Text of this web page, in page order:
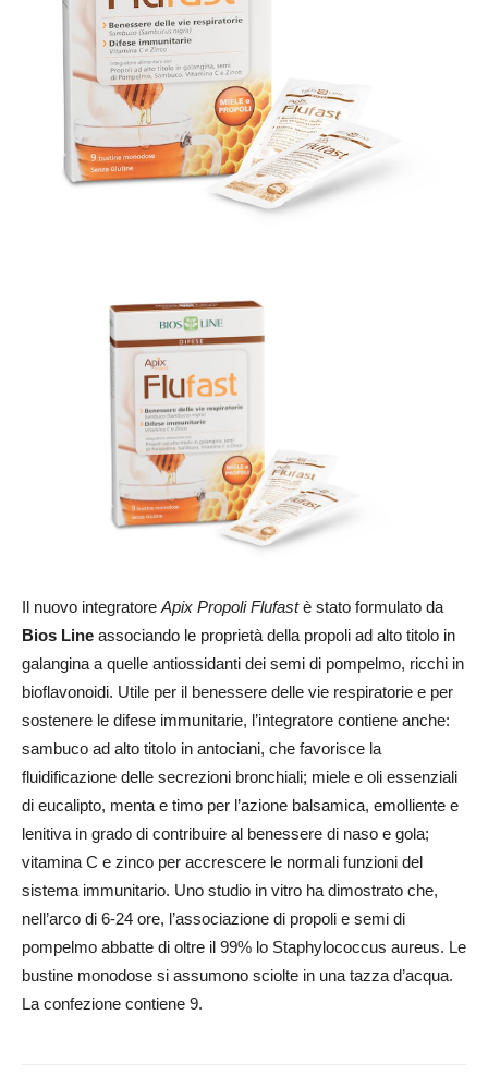
Il nuovo integratore Apix Propoli Flufastè stato formulato da
Bios Line associando le proprietà della propoli ad alto titolo in
galangina a quelle antiossidanti dei semi di pompelmo, ricchi in
bioflavonoidi. Utile per il benessere delle vie respiratorie e per
sostenere le difese immunitarie, l’integratore contiene anche:
sambuco ad alto titolo in antociani, che favorisce la
fluidificazione delle secrezioni bronchiali; miele e oli essenziali
di eucalipto, menta e timo per l’azione balsamica, emolliente e
lenitiva in grado di contribuire al benessere di naso e gola;
vitamina C e zinco per accrescere le normali funzioni del
sistema immunitario. Uno studio in vitro ha dimostrato che,
nell’arco di 6-24 ore, l’associazione di propoli e semi di
pompelmo abbatte di oltre il 99% lo Staphylococcus aureus. Le
bustine monodose si assumono sciolte in una tazza d’acqua.
La confezione contiene 9.